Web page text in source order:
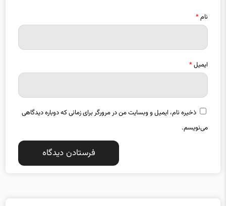
نام*
ایمیل*
ذخیره نام، ایمیل و وبسایت من در مرورگر برای زمانی که دوباره دیدگاهی
می‌نویسم.